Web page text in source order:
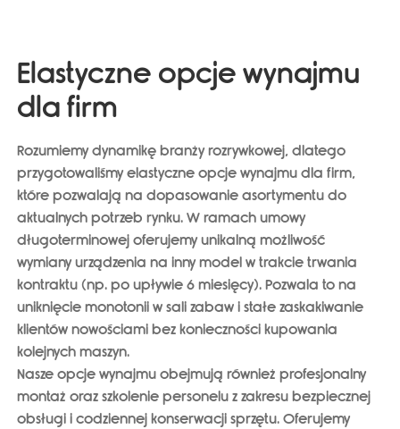
Elastyczne opcje wynajmu
dla firm
Rozumiemy dynamikę branży rozrywkowej, dlatego
przygotowaliśmyelastyczne opcje wynajmu dla firm,
które pozwalają na dopasowanie asortymentu do
aktualnych potrzeb rynku. W ramach umowy
długoterminowej oferujemy unikalną możliwość
wymiany urządzenia na inny model w trakcie trwania
kontraktu (np. po upływie 6 miesięcy). Pozwala to na
uniknięcie monotonii w sali zabaw i stałe zaskakiwanie
klientów nowościami bez konieczności kupowania
kolejnych maszyn.
Nasze opcje wynajmu obejmują równieżprofesjonalny
montaż oraz szkolenie personelu z zakresu bezpiecznej
obsługi i codziennej konserwacji sprzętu. Oferujemy